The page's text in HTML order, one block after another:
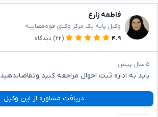
فاطمه زارع
وکیل پایه یک مرکز وکلای قوه‌قضاییه
۴.۹
(۲۲) دیدگاه
۵ سال پیش
باید به اداره ثبت احوال مراجعه کنید وتقاضابدهید
دریافت مشاوره از این وکیل